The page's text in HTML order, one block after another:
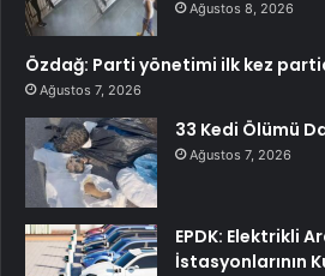
Ağustos 8, 2026
Özdağ: Parti yönetimi ilk kez
Ağustos 7, 2026
33 Kedi Ölümü
Ağustos 7, 2026
EPDK: Elektrikli
İstasyonlarının